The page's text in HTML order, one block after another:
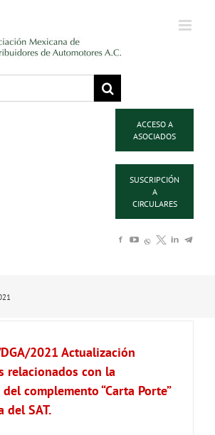
ACCESO A
ASOCIADOS
SUSCRIPCIÓN
A
CIRCULARES
2021 Actualización
relacionados con la
complemento “Carta Porte”
del SAT.